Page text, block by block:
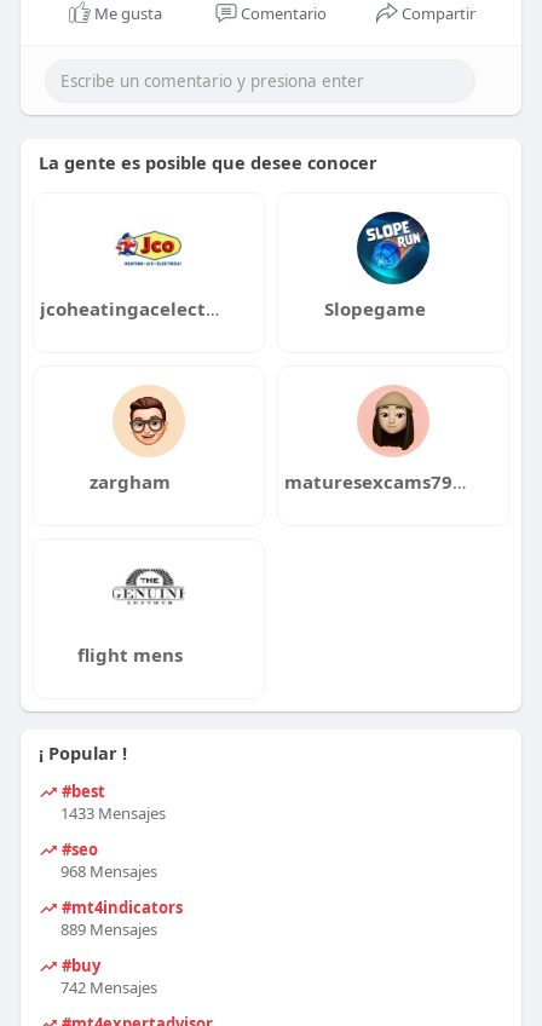
Me gusta Comentario Compartir
La gente es posible que desee conocer
jcoheatingacelectrical LLC Slopegame
zargham maturesexcams7921
flight mens
¡ Popular !
#best
1433 Mensajes
#seo
968 Mensajes
#mt4indicators
889 Mensajes
#buy
742 Mensajes